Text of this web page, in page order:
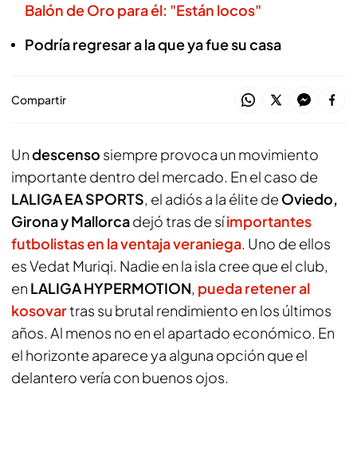
Balón de Oro para él: "Están locos"
Podría regresar a la que ya fue su casa
Compartir
Undescenso siempre provoca un movimiento
importante dentro del mercado. En el caso de
LALIGA EA SPORTS, el adiós a la élite de Oviedo,
Girona y Mallorcadejó tras de síimportantes
futbolistas en la ventaja veraniega. Uno de ellos
es Vedat Muriqi. Nadie en la isla cree que el club,
en LALIGA HYPERMOTION, pueda retener al
kosovartras su brutal rendimiento en los últimos
años. Al menos no en el apartado económico. En
el horizonte aparece ya alguna opción que el
delantero vería con buenos ojos.